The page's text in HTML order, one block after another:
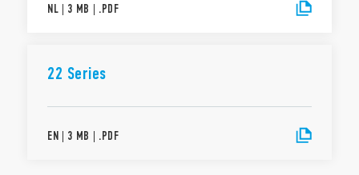
NL | 3 MB | .PDF
22 Series
EN | 3 MB | .PDF